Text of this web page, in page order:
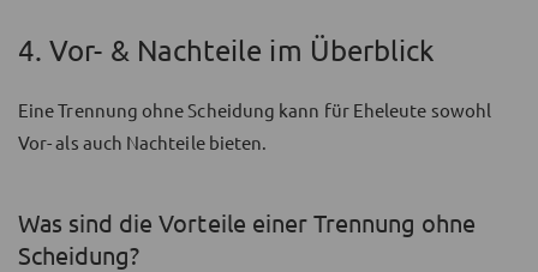
4. Vor- & Nachteile im Überblick
Eine Trennung ohne Scheidung kann für Eheleute sowohl
Vor- als auch Nachteile bieten.
Was sind die Vorteile einer Trennung ohne
Scheidung?